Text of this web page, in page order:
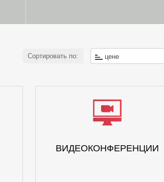
Сортировать по: цене
ВИДЕОКОНФЕРЕНЦИИ